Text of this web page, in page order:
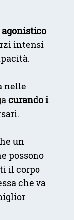
intensi
nelle
curando i
un
possono
il corpo
che va